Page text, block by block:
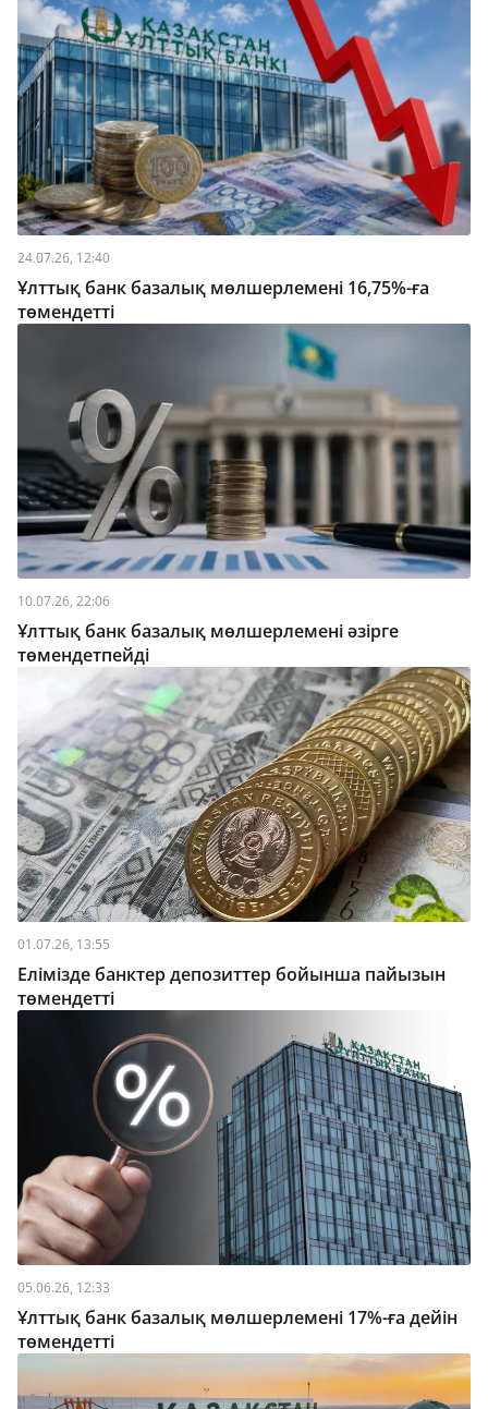
24.07.26, 12:40
Ұлттық банк базалық мөлшерлемені 16,75%-ға
төмендетті
10.07.26, 22:06
Ұлттық банк базалық мөлшерлемені әзірге
төмендетпейді
01.07.26, 13:55
Елімізде банктер депозиттер бойынша пайызын
төмендетті
05.06.26, 12:33
Ұлттық банк базалық мөлшерлемені 17%-ға дейiн
төмендеттi